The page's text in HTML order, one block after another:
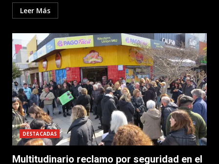
Leer Más
DESTACADAS
Multitudinario reclamo por seguridad en el